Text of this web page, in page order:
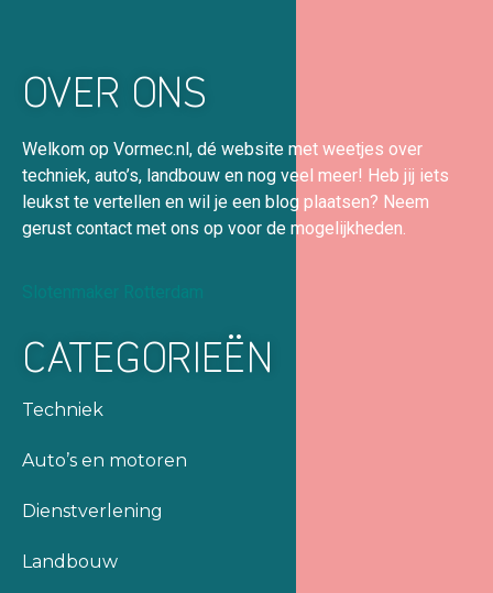
OVER ONS
Welkom op Vormec.nl, dé website met weetjes over
techniek, auto’s, landbouw en nog veel meer! Heb jij iets
leukst te vertellen en wil je een blog plaatsen? Neem
gerust contact met ons op voor de mogelijkheden.
CATEGORIEËN
Techniek
Auto’s en motoren
Dienstverlening
Landbouw